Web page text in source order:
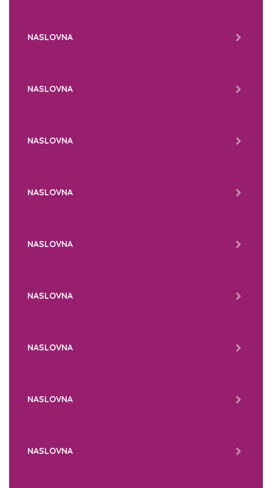
NASLOVNA
NASLOVNA
NASLOVNA
NASLOVNA
NASLOVNA
NASLOVNA
NASLOVNA
NASLOVNA
NASLOVNA